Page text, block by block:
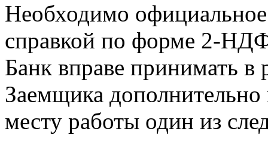
Необходимо
справкой по форме 2-
Банк вправе принимать в
Заемщика
месту работы один из